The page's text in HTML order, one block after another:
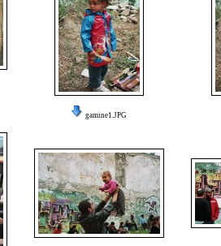
gamine1.JPG